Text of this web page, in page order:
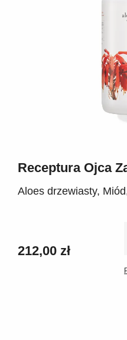
Receptura Ojca
Aloes drzewiasty,
212,00 zł